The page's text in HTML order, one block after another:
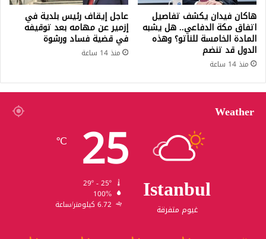
هاكان فيدان يكشف تفاصيل
اتفاق مكة الدفاعي.. هل يشبه
المادة الخامسة للناتو؟ وهذه
الدول قد تنضم
منذ 14 ساعة
عاجل إيقاف رئيس بلدية في
إزمير عن مهامه بعد توقيفه
في قضية فساد ورشوة
منذ 14 ساعة
Weather
Istanbul
غيوم متفرقة
25
℃
100%
6.72 كيلومتر/ساعة